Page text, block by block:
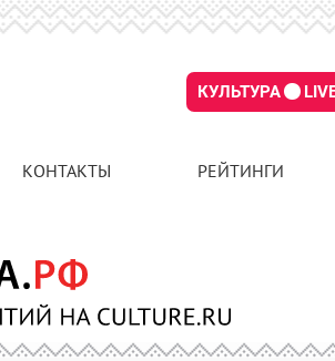
КУЛЬТУРА
КОНТАКТЫ РЕЙТИНГИ